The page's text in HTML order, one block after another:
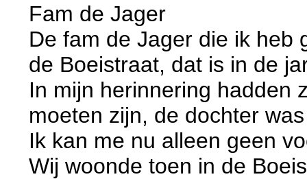
Fam de Jager
De fam de Jager die ik heb
de Boeistraat, dat is in de
In mijn herinnering hadden
moeten zijn, de dochter
Ik kan me nu alleen geen
Wij woonde toen in de